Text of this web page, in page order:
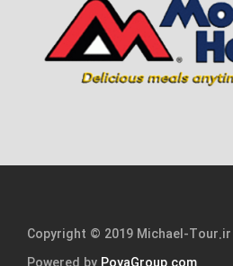
Copyright © 2019 Michael-